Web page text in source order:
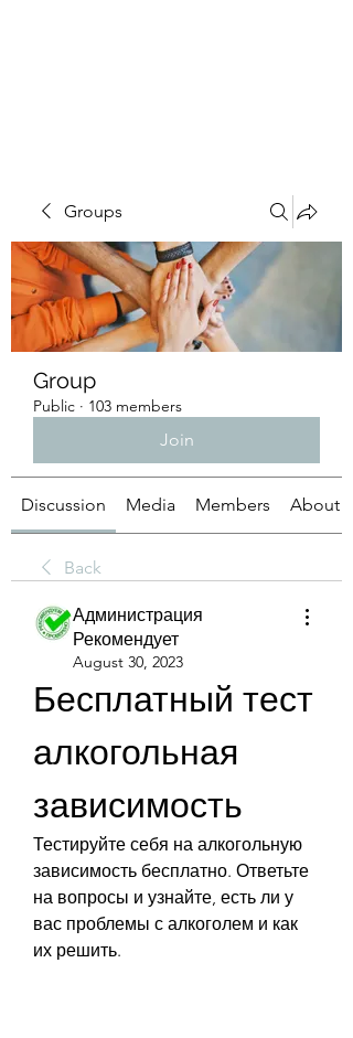
Groups
Group
Public · 103 members
Join
Discussion Media Members About
Back
Администрация
Рекомендует
August 30, 2023
Бесплатный тест
алкогольная
зависимость
Тестируйте себя на алкогольную
зависимость бесплатно. Ответьте
на вопросы и узнайте, есть ли у
вас проблемы с алкоголем и как
их решить.